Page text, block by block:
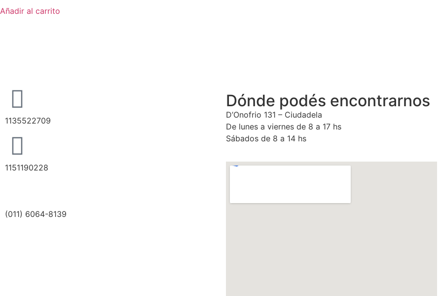
Añadir al carrito
1135522709
1151190228
(011) 6064-8139
Dónde podés encontrarnos
D’Onofrio 131 – Ciudadela
De lunes a viernes de 8 a 17 hs
Sábados de 8 a 14 hs